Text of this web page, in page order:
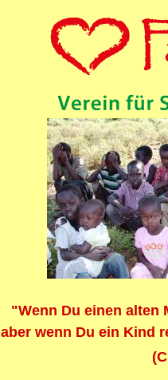
"Wenn Du einen alten
aber wenn Du ein Kind